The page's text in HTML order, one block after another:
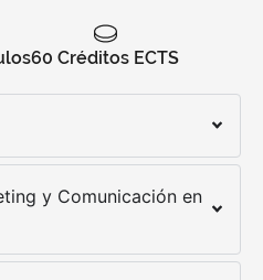
60 Créditos ECTS
y Comunicación en